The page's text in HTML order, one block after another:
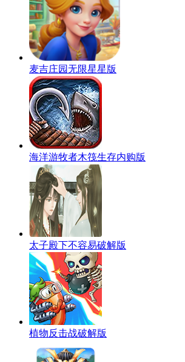
麦吉庄园无限星星版
海洋游牧者木筏生存内购版
太子殿下不容易破解版
植物反击战破解版